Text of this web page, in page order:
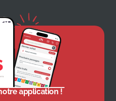
application !